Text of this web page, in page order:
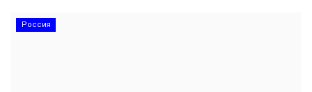
Россия